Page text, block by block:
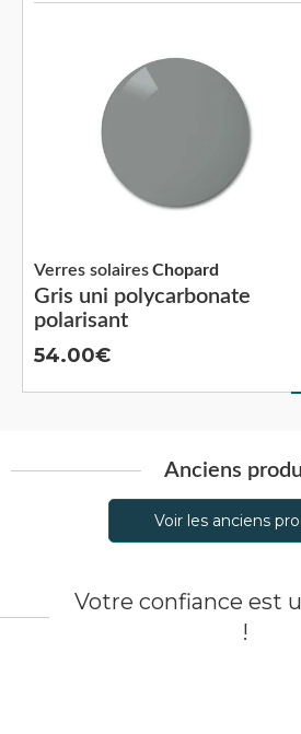
Gris uni polycarbonate
polarisant
Verres solairesChopard
54.00
Anciens
Voir les anciens
Votre confiance est
!